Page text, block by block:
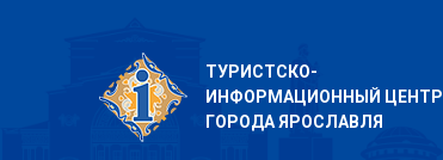
ТУРИСТСКО-
ИНФОРМАЦИОННЫЙ ЦЕНТР
ГОРОДА ЯРОСЛАВЛЯ